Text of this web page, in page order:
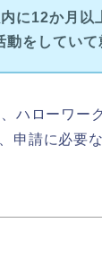
に12か月以
動をしてい
ハローワー
申請に必要